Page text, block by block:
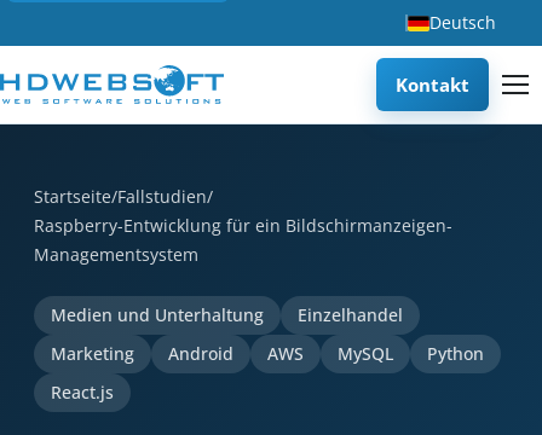
Deutsch
Kontakt
Startseite/Fallstudien/
Raspberry-Entwicklung für ein Bildschirmanzeigen-
Managementsystem
Medien und Unterhaltung
Einzelhandel
Marketing
Android AWS MySQL
Python
React.js